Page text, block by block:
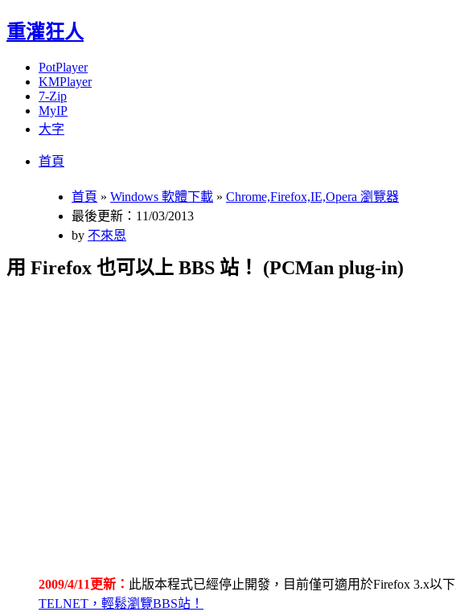
重灌狂人
PotPlayer
KMPlayer
7-Zip
MyIP
大字
首頁
首頁 » Windows 軟體下載 » Chrome,Firefox,IE,Opera 瀏覽器
最後更新：11/03/2013
by 不來恩
用 Firefox 也可以上 BBS 站！ (PCMan plug-in)
2009/4/11更新： 此版本程式已經停止開發，目前僅可適用於Firefox 3.x以
TELNET，輕鬆瀏覽BBS站！